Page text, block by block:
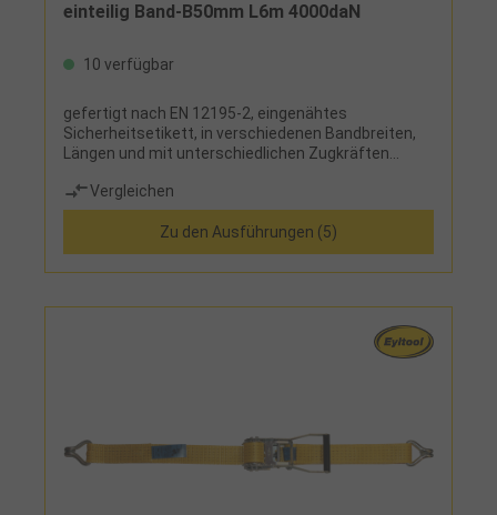
einteilig Band-B50mm L6m 4000daN
10 verfügbar
gefertigt nach EN 12195-2, eingenähtes
Sicherheitsetikett, in verschiedenen Bandbreiten,
Längen und mit unterschiedlichen Zugkräften
ohne Transportsicherung, Länge 134 mm Cargo:
Standardratsche mit Transportsicherung, Länge
230 mm Ergo Plus: Langhebelzugratsche mit
Feinverzahnung, Doppelzahnkranz,
Transportsicherung, Label in Schlaufe geschützt,
Vergleichen
Zu den Ausführungen (5)